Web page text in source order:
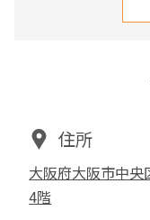
住所
大阪府大阪市中
4階